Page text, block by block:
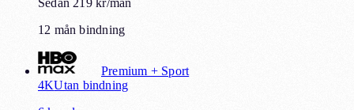
12 mån bindning
Premium + Sport
4KUtan bindning